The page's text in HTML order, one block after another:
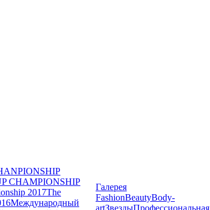
CHAMPIONSHIP
2017The
Международный
Галерея
FashionBeautyBody-
artЗвездыПрофессиональная